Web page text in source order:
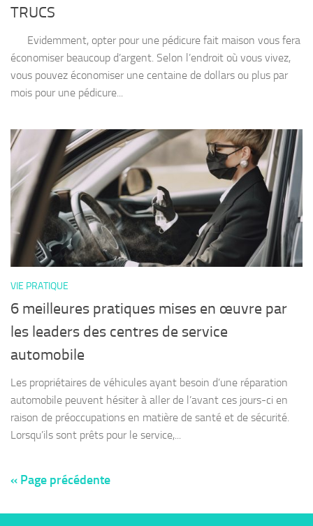
TRUCS
Evidemment, opter pour une pédicure fait maison vous fera
économiser beaucoup d’argent. Selon l’endroit où vous vivez,
vous pouvez économiser une centaine de dollars ou plus par
mois pour une pédicure...
VIE PRATIQUE
6 meilleures pratiques mises en œuvre par
les leaders des centres de service
automobile
Les propriétaires de véhicules ayant besoin d’une réparation
automobile peuvent hésiter à aller de l’avant ces jours-ci en
raison de préoccupations en matière de santé et de sécurité.
Lorsqu’ils sont prêts pour le service,...
« Page précédente